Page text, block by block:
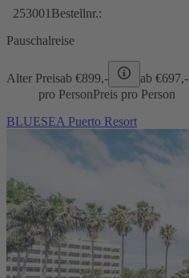
253001 Bestellnr.:
Pauschalreise
Alter Preisab €899,- ab €697,-
pro PersonPreis pro Person
BLUESEA Puerto Resort